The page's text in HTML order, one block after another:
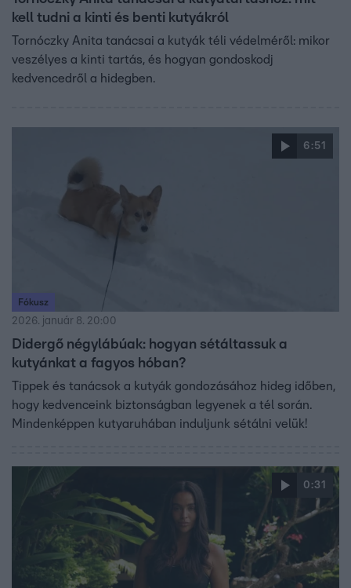
kell tudni a kinti és benti kutyákról
Tornóczky Anita tanácsai a kutyák téli védelméről: mikor
veszélyes a kinti tartás, és hogyan gondoskodj
kedvencedről a hidegben.
6:51
Fókusz
2026. január 8. 20:00
Didergő négylábúak: hogyan sétáltassuk a
kutyánkat a fagyos hóban?
Tippek és tanácsok a kutyák gondozásához hideg időben,
hogy kedvenceink biztonságban legyenek a tél során.
Mindenképpen kutyaruhában induljunk sétálni velük!
0:31